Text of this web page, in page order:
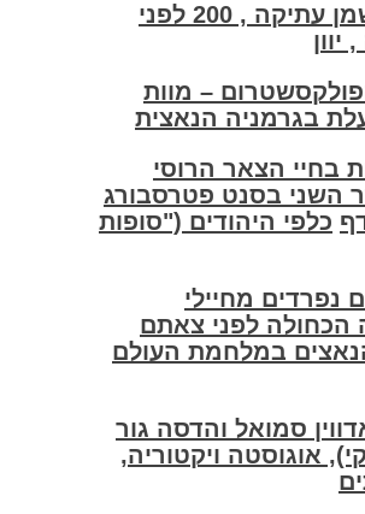
מנורת שמן עתיקה , 200 לפני
– מוות
בגרמניה הנאצית
בחיי הצאר הרוסי
השני בסנט פטרסבורג
כלפי היהודים ("סופות
נפרדים מחיילי
הכחולה לפני צאתם
במלחמת העולם
סמואל והדסה גור
אוגוסטה ויקטוריה,